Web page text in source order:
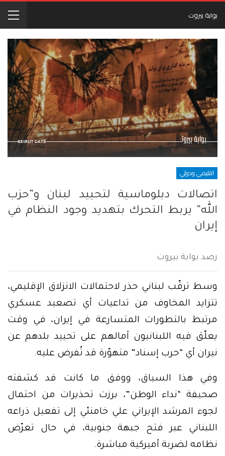
بوابة بيروت
اقليمي ودولي
اتصالات دبلوماسية لتحييد لبنان و”حزب
الله” يربط التحرك بتهديد وجود النظام في
إيران
رصد بوابة بيروت
وسط ترقّب لبناني حذر لاحتمالات الانزلاق الإقليمي،
تتزايد المخاوف من تداعيات أي تصعيد عسكري
مرتبط بالتطورات المتسارعة في إيران، في وقت
يعلّق فيه اللبنانيون آمالهم على تحييد بلدهم عن
نيران أي “حرب إسناد” متهوّرة قد تُفرض عليه.
وفي هذا السياق، ووفق ما كانت قد كشفته
صحيفة “نداء الوطن”، برزت تحذيرات من احتمال
لجوء المرشد الإيراني علي خامنئي إلى تفعيل ذراعه
اللبناني عبر فتح جبهة جنوبية، في حال تعرّض
نظامه لضربة أميركية مباشرة.